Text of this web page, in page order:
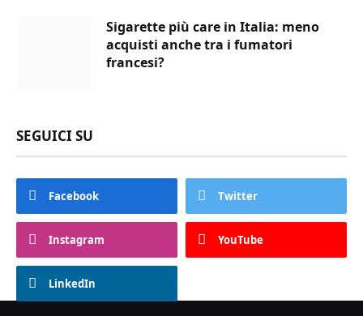
Sigarette più care in Italia: meno
acquisti anche tra i fumatori
francesi?
SEGUICI SU
Facebook Twitter
Instagram YouTube
LinkedIn